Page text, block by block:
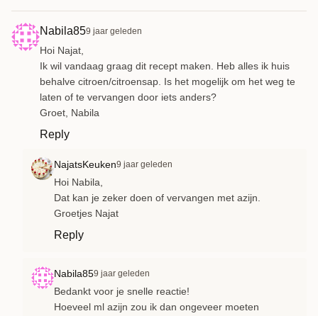
Nabila859 jaar geleden
Hoi Najat,
Ik wil vandaag graag dit recept maken. Heb alles ik huis
behalve citroen/citroensap. Is het mogelijk om het weg te
laten of te vervangen door iets anders?
Groet, Nabila
Reply
NajatsKeuken9 jaar geleden
Hoi Nabila,
Dat kan je zeker doen of vervangen met azijn.
Groetjes Najat
Reply
Nabila859 jaar geleden
Bedankt voor je snelle reactie!
Hoeveel ml azijn zou ik dan ongeveer moeten